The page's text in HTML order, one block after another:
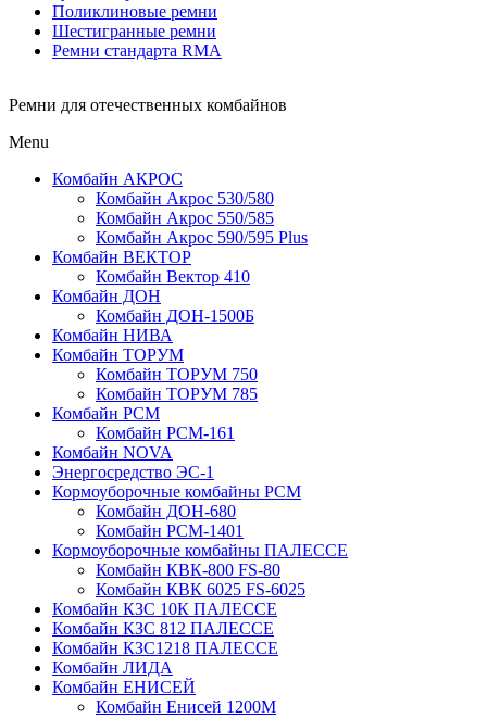
Поликлиновые ремни
Шестигранные ремни
Ремни стандарта RMA
Ремни для отечественных комбайнов
Menu
Комбайн АКРОС
Комбайн Акрос 530/580
Комбайн Акрос 550/585
Комбайн Акрос 590/595 Plus
Комбайн ВЕКТОР
Комбайн Вектор 410
Комбайн ДОН
Комбайн ДОН-1500Б
Комбайн НИВА
Комбайн ТОРУМ
Комбайн ТОРУМ 750
Комбайн ТОРУМ 785
Комбайн РСМ
Комбайн РСМ-161
Комбайн NOVA
Энергосредство ЭС-1
Кормоуборочные комбайны РСМ
Комбайн ДОН-680
Комбайн РСМ-1401
Кормоуборочные комбайны ПАЛЕССЕ
Комбайн КВК-800 FS-80
Комбайн КВК 6025 FS-6025
Комбайн КЗС 10К ПАЛЕССЕ
Комбайн КЗС 812 ПАЛЕССЕ
Комбайн КЗС1218 ПАЛЕССЕ
Комбайн ЛИДА
Комбайн ЕНИСЕЙ
Комбайн Енисей 1200М